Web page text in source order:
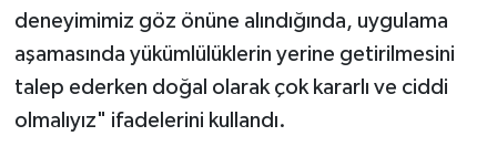
deneyimimiz göz önüne alındığında, uygulama
aşamasında yükümlülüklerin yerine getirilmesini
talep ederken doğal olarak çok kararlı ve ciddi
olmalıyız" ifadelerini kullandı.